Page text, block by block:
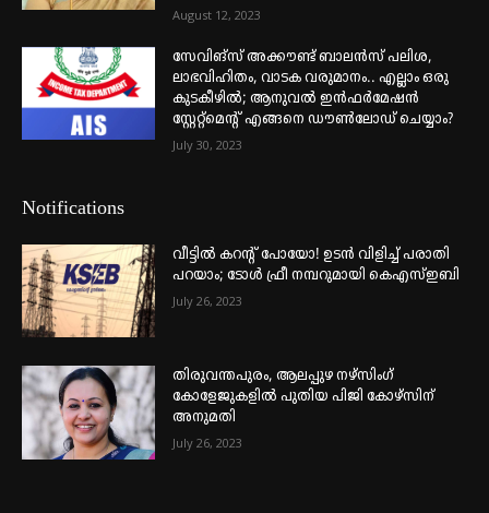
August 12, 2023
സേവിങ്സ് അക്കൗണ്ട് ബാലൻസ് പലിശ,
ലാഭവിഹിതം, വാടക വരുമാനം.. എല്ലാം ഒരു
കുടകീഴിൽ; ആനുവൽ ഇൻഫർമേഷൻ
സ്റ്റേറ്റ്മെന്റ് എങ്ങനെ ഡൗൺലോഡ് ചെയ്യാം?
July 30, 2023
Notifications
വീട്ടില്‍ കറന്റ് പോയോ! ഉടന്‍ വിളിച്ച് പരാതി
പറയാം; ടോള്‍ ഫ്രീ നമ്പറുമായി കെഎസ്ഇബി
July 26, 2023
തിരുവന്തപുരം, ആലപ്പുഴ നഴ്‌സിംഗ്
കോളേജുകളില്‍ പുതിയ പിജി കോഴ്‌സിന്
അനുമതി
July 26, 2023